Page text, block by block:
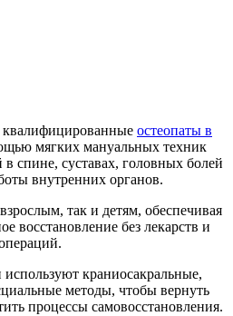
остеопаты в
мягких мануальных техник
спине, суставах, головных болей
внутренних органов.
так и детям, обеспечивая
восстановление без лекарств и
краниосакральные,
методы, чтобы вернуть
процессы самовосстановления.